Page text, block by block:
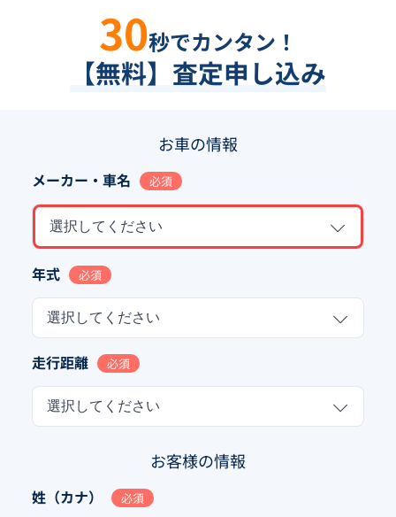
30秒でカンタン！
【無料】査定申し込み
お車の情報
メーカー・車名 必須
選択してください
年式 必須
選択してください
走行距離 必須
選択してください
お客様の情報
姓（カナ） 必須